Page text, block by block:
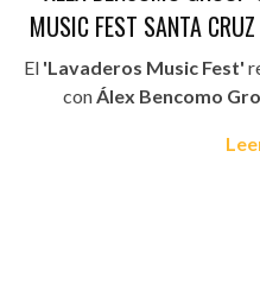
MUSIC FEST SANTA
El 'Lavaderos Music Fest'
con Álex Bencomo